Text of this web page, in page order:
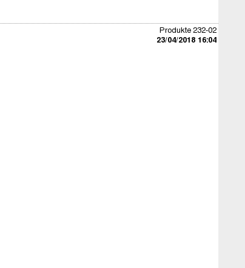
Produkte 232-02
23/04/2018 16:04